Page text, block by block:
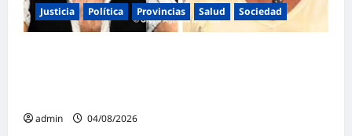
Justicia Política Provincias Salud Sociedad
admin 04/08/2026